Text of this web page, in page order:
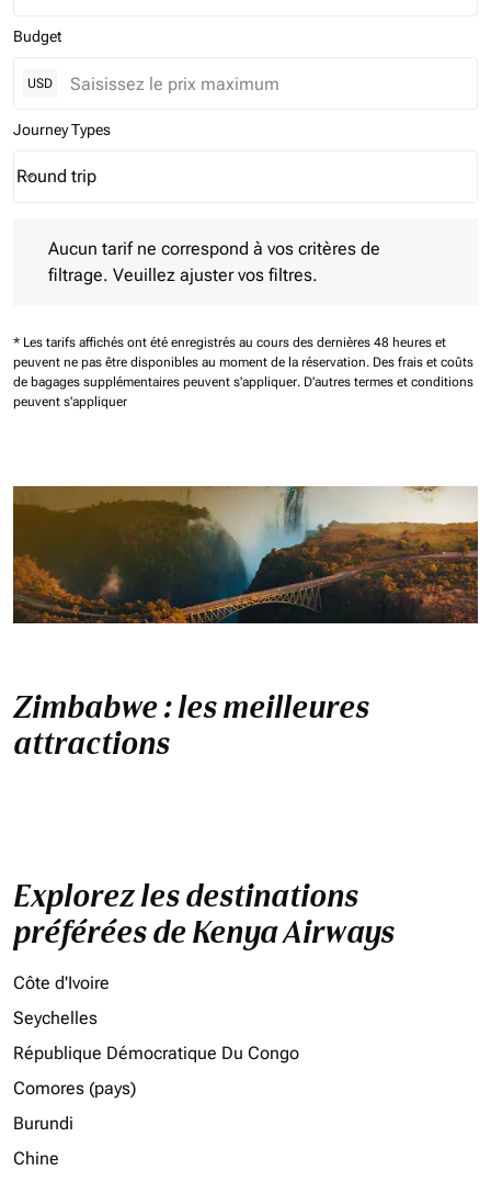
Budget
USD
Journey Types
Journey Types option Round trip Selected
Round trip
keyboard_arrow_down
Aucun tarif ne correspond à vos critères de
filtrage. Veuillez ajuster vos filtres.
* Les tarifs affichés ont été enregistrés au cours des dernières 48 heures et
peuvent ne pas être disponibles au moment de la réservation. Des frais et coûts
de bagages supplémentaires peuvent s'appliquer. D'autres termes et conditions
peuvent s'appliquer
Zimbabwe : les meilleures
attractions
Explorez les destinations
préférées de Kenya Airways
Côte d'Ivoire
Seychelles
République Démocratique Du Congo
Comores (pays)
Burundi
Chine